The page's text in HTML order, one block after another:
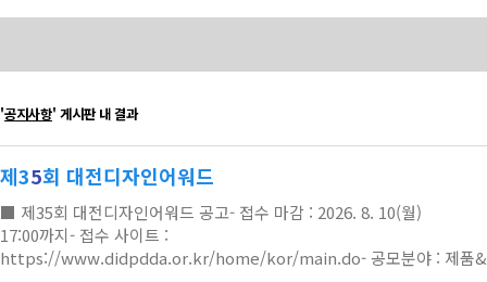
'공지사항' 게시판 내 결과
제35회 대전디자인어워드
■ 제35회 대전디자인어워드 공고- 접수 마감 : 2026. 8. 10(월)
17:00까지- 접수 사이트 :
https://www.didpdda.or.kr/home/kor/main.do- 공모분야 : 제품&